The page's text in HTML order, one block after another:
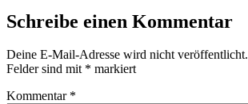
Schreibe einen Kommentar
Deine E-Mail-Adresse wird nicht veröffentlicht.
Felder sind mit * markiert
Kommentar *